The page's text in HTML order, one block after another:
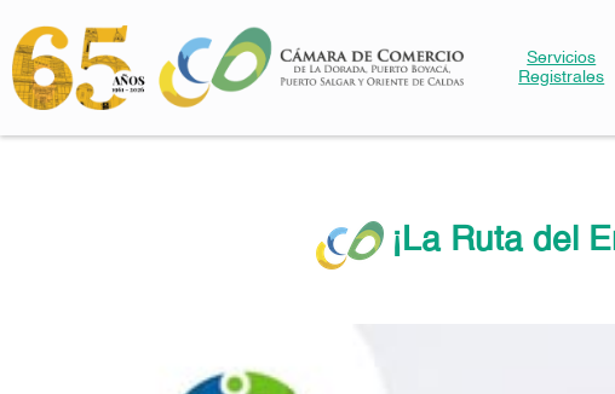
Servicios
Registrales
¡La Ruta del